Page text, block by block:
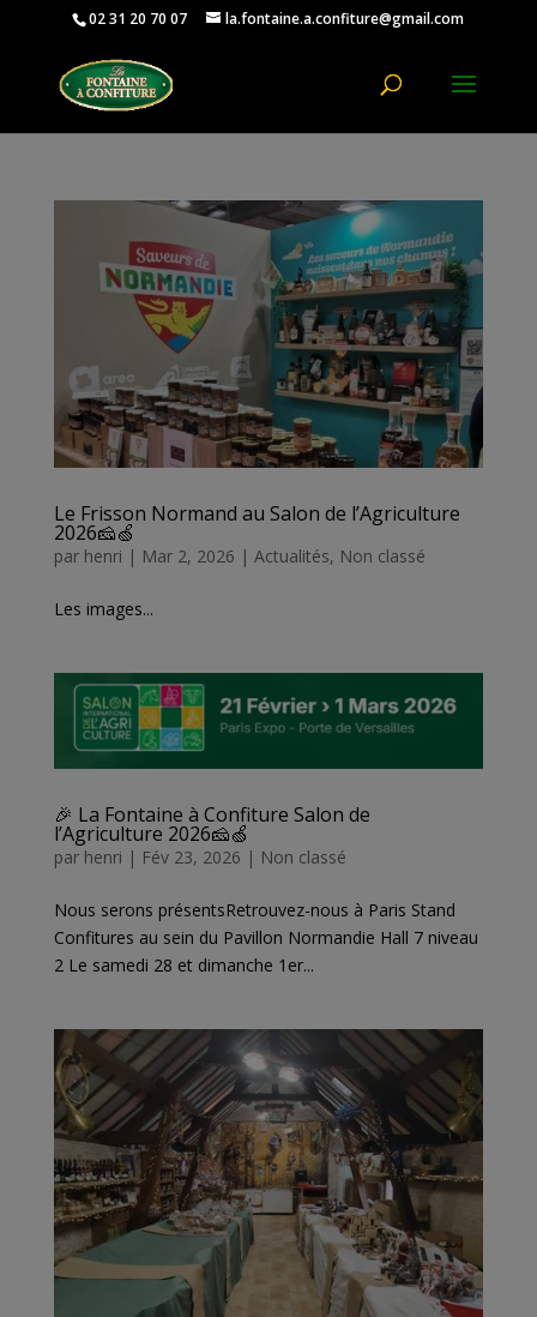
02 31 20 70 07 la.fontaine.a.confiture@gmail.com
Le Frisson Normand au Salon de l’Agriculture
2026🧀🍏
par henri | Mar 2, 2026 | Actualités, Non classé
Les images...
🎉 La Fontaine à Confiture Salon de
l’Agriculture 2026🧀🍏
par henri | Fév 23, 2026 | Non classé
Nous serons présentsRetrouvez-nous à Paris Stand
Confitures au sein du Pavillon Normandie Hall 7 niveau
2 Le samedi 28 et dimanche 1er...